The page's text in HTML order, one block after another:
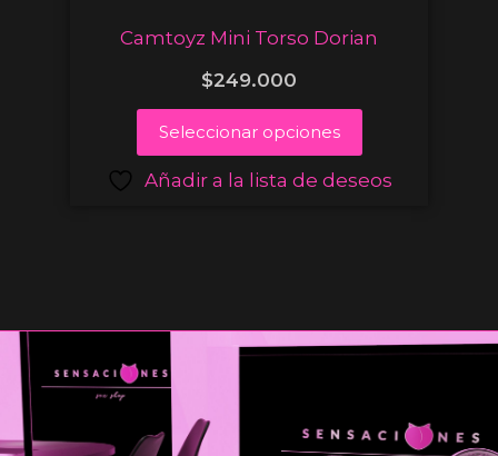
Camtoyz Mini Torso Dorian
$249.000
Seleccionar opciones
Añadir a la lista de deseos